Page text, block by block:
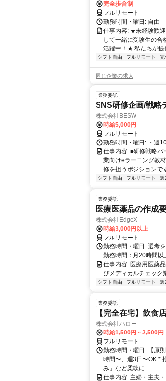
完全歩合制
フルリモート
勤務時間・曜日: 自由
仕事内容: ★未経験歓
して一緒に受験生の
活躍中！★ 私たちが提
シフト自由 フルリモート 完
同じ企業の求人
業務委託
SNS研修企画/戦略
株式会社BESW
時給5,000円
フルリモート
勤務時間・曜日: ・週
仕事内容: ■研修戦略パ
業向けeラーニング教
修を担うポジションで
シフト自由 フルリモート 週
業務委託
医療医薬品の作成
株式会社EdgeX
時給3,000円以上
フルリモート
勤務時間・曜日: 選考
勤務時間：月20時間
仕事内容: 医療用医薬
びメディカルチェック
シフト自由 フルリモート 週
業務委託
【完全在宅】飲食
株式会社ハロー
時給1,500円～2,500円
フルリモート
勤務時間・曜日: 【原
時間〜、週3日〜OK *
み」など柔軟に...
仕事内容: 主婦・主夫